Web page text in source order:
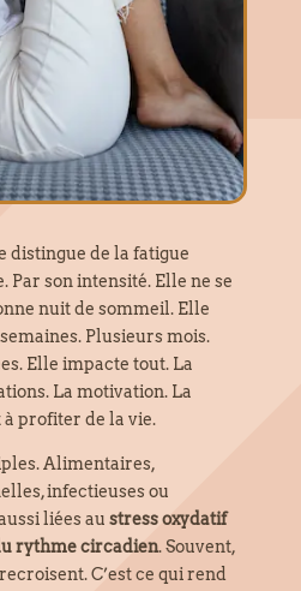
distingue de la fatigue
Par son intensité. Elle ne se
nuit de sommeil. Elle
Plusieurs mois.
Elle impacte tout. La
La motivation. La
profiter de la vie.
Alimentaires,
infectieuses ou
liées au stress oxydatif
rythme circadien. Souvent,
C’est ce qui rend